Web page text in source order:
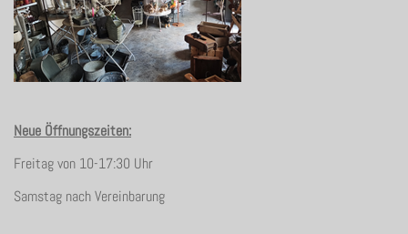
Neue Öffnungszeiten:
Freitag von 10-17:30 Uhr
Samstag nach Vereinbarung